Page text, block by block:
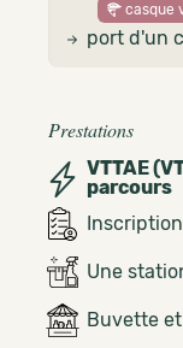
casque
port d'un
Prestations
VTTAE
parcours
Une
Buvette